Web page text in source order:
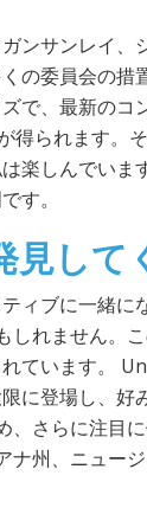
ンサンレイ
の委員会の措
で、最新のコ
得られます。
楽しんでいま
す。
見して
ィブに一緒に
れません。
ています。
に登場し、好
、さらに注目
州、ニュー